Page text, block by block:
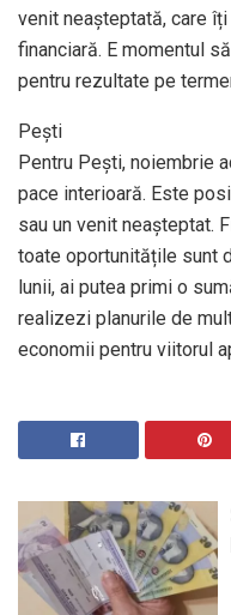
venit neașteptată, care
financiară. E momentul
pentru rezultate pe
Pești
Pentru Pești, noiembrie
pace interioară. Este
sau un venit neașteptat.
toate oportunitățile sunt
lunii, ai putea primi o
realizezi planurile de
economii pentru viitorul